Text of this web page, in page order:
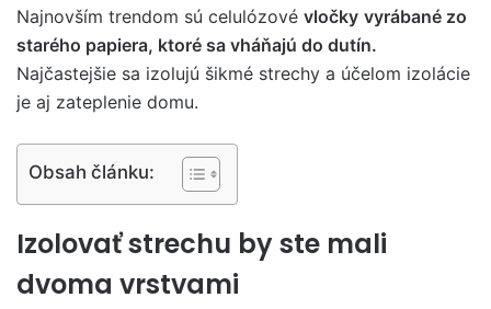
Najnovším trendom sú celulózové vločky vyrábané zo
starého papiera, ktoré sa vháňajú do dutín.
Najčastejšie sa izolujú šikmé strechy a účelom izolácie
je aj zateplenie domu.
Obsah článku:
Izolovať strechu by ste mali
dvoma vrstvami